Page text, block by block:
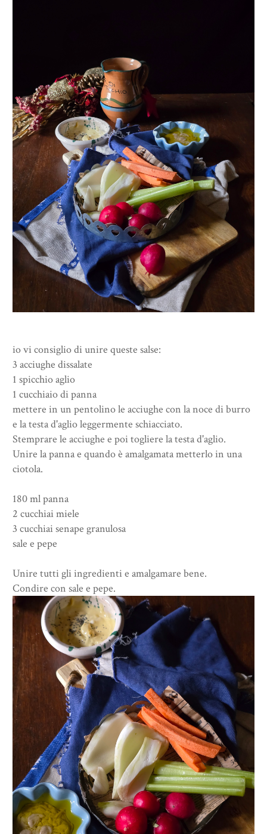
io vi consiglio di unire queste salse:
3 acciughe dissalate
1 spicchio aglio
1 cucchiaio di panna
mettere in un pentolino le acciughe con la noce di burro
e la testa d'aglio leggermente schiacciato.
Stemprare le acciughe e poi togliere la testa d'aglio.
Unire la panna e quando è amalgamata metterlo in una
ciotola.
180 ml panna
2 cucchiai miele
3 cucchiai senape granulosa
sale e pepe
Unire tutti gli ingredienti e amalgamare bene.
Condire con sale e pepe.